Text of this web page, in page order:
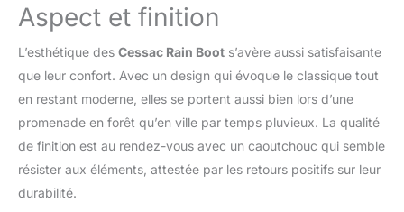
Aspect et finition
L’esthétique des Cessac Rain Boot s’avère aussi satisfaisante
que leur confort. Avec un design qui évoque le classique tout
en restant moderne, elles se portent aussi bien lors d’une
promenade en forêt qu’en ville par temps pluvieux. La qualité
de finition est au rendez-vous avec un caoutchouc qui semble
résister aux éléments, attestée par les retours positifs sur leur
durabilité.